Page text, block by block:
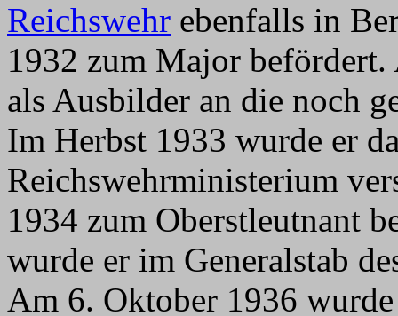
Reichswehr ebenfalls in
1932 zum Major befördert.
als Ausbilder an die noch
Im Herbst 1933 wurde er
Reichswehrministerium
1934 zum Oberstleutnant
wurde er im Generalstab
Am 6. Oktober 1936